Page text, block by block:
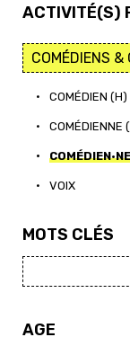
ACTIVITÉ(S)
• COMÉDIEN (H)
• COMÉDIENNE
•
• VOIX
MOTS CLÉS
AGE